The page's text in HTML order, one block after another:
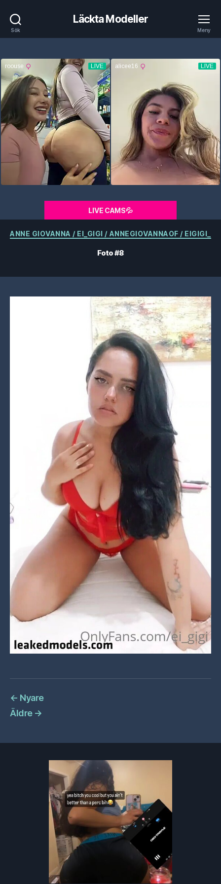
Sök
Läckta Modeller
Meny
LIVE CAMS💦
Kategorier
ANNE GIOVANNA / EI_GIGI / ANNEGIOVANNAOF / EIGIGI_
Foto #8
← Nyare
Äldre →